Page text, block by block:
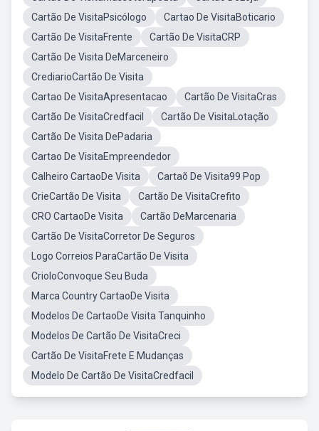
Cartão De VisitaPsicólogo
Cartao De VisitaBoticario
Cartão De VisitaFrente
Cartão De VisitaCRP
Cartão De Visita DeMarceneiro
CrediarioCartão De Visita
Cartao De VisitaApresentacao
Cartão De VisitaCras
Cartão De VisitaCredfacil
Cartão De VisitaLotação
Cartão De Visita DePadaria
Cartao De VisitaEmpreendedor
Calheiro CartaoDe Visita
Cartaõ De Visita99 Pop
CrieCartão De Visita
Cartão De VisitaCrefito
CRO CartaoDe Visita
Cartão DeMarcenaria
Cartão De VisitaCorretor De Seguros
Logo Correios ParaCartão De Visita
CrioloConvoque Seu Buda
Marca Country CartaoDe Visita
Modelos De CartaoDe Visita Tanquinho
Modelos De Cartão De VisitaCreci
Cartão De VisitaFrete E Mudanças
Modelo De Cartão De VisitaCredfacil